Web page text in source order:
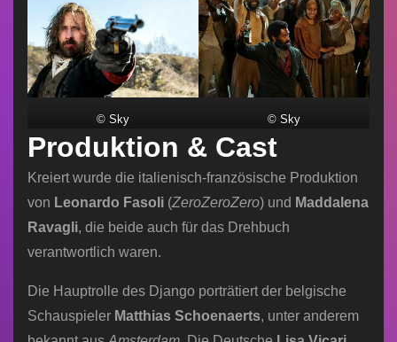
© Sky © Sky
Produktion & Cast
Kreiert wurde die italienisch-französische Produktion
von Leonardo Fasoli (ZeroZeroZero) und Maddalena
Ravagli, die beide auch für das Drehbuch
verantwortlich waren.
Die Hauptrolle des Django porträtiert der belgische
Schauspieler Matthias Schoenaerts, unter anderem